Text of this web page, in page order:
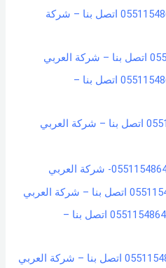
صيانة مكائن القهوة بحائل – 0551154864 اتصل بنا – شركة
شركة صيانة مكيفات بحائل -0551154864 اتصل بنا –
شركة تنظيف مكيفات بحائل – 0551154864 اتصل بنا –